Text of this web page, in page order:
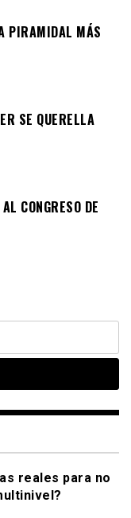
PIRAMIDAL MÁS
SE QUERELLA
CONGRESO DE
reales para no